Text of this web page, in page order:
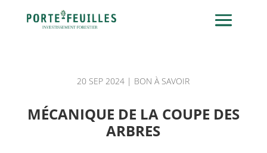
20 SEP 2024 | BON À SAVOIR
MÉCANIQUE DE LA COUPE DES
ARBRES